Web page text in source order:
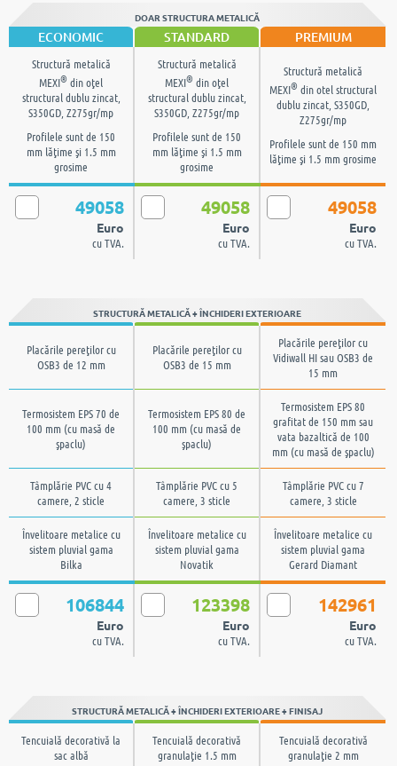
DOAR STRUCTURA METALICĂ
ECONOMIC STANDARD PREMIUM
Structură metalică
MEXI® din oţel
structural dublu zincat,
S350GD, Z275gr/mp
Profilele sunt de 150
mm lăţime şi 1.5 mm
grosime
Structură metalică
MEXI® din oţel
structural dublu zincat,
S350GD, Z275gr/mp
Profilele sunt de 150
mm lăţime şi 1.5 mm
grosime
Structură metalică
MEXI® din otel structural
dublu zincat, S350GD,
Z275gr/mp
Profilele sunt de 150 mm
lăţime şi 1.5 mm grosime
49058
Euro
cu TVA.
49058
Euro
cu TVA.
49058
Euro
cu TVA.
STRUCTURĂ METALICĂ + ÎNCHIDERI EXTERIOARE
Placările pereţilor cu
OSB3 de 12 mm
Placările pereţilor cu
OSB3 de 15 mm
Placările pereţilor cu
Vidiwall HI sau OSB3 de
15 mm
Termosistem EPS 70 de
100 mm (cu masă de
şpaclu)
Termosistem EPS 80 de
100 mm (cu masă de
şpaclu)
Termosistem EPS 80
grafitat de 150 mm sau
vata bazaltică de 100
mm (cu masă de şpaclu)
Tâmplărie PVC cu 4
camere, 2 sticle
Tâmplărie PVC cu 5
camere, 3 sticle
Tâmplărie PVC cu 7
camere, 3 sticle
Învelitoare metalice cu
sistem pluvial gama
Bilka
Învelitoare metalice cu
sistem pluvial gama
Novatik
Învelitoare metalice cu
sistem pluvial gama
Gerard Diamant
106844
Euro
cu TVA.
123398
Euro
cu TVA.
142961
Euro
cu TVA.
STRUCTURĂ METALICĂ + ÎNCHIDERI EXTERIOARE + FINISAJ
Tencuială decorativă la
sac albă
Tencuială decorativă
granulaţie 1.5 mm
Tencuială decorativă
granulaţie 2 mm